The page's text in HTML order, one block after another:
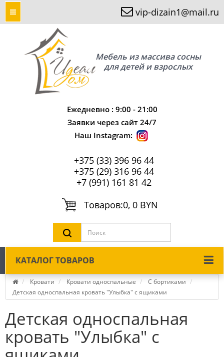
vip-dizain1@mail.ru
Мебель из массива сосны
для детей и взрослых
Ежедневно : 9:00 - 21:00
Заявки через сайт 24/7
Наш Instagram:
+375 (33) 396 96 44
+375 (29) 316 96 44
+7 (991) 161 81 42
Tоваров:0, 0 BYN
КАТАЛОГ ТОВАРОВ
Кровати Кровати односпальные
С бортиками
Детская односпальная кровать "Улыбка" с ящиками
Детская односпальная
кровать "Улыбка" с